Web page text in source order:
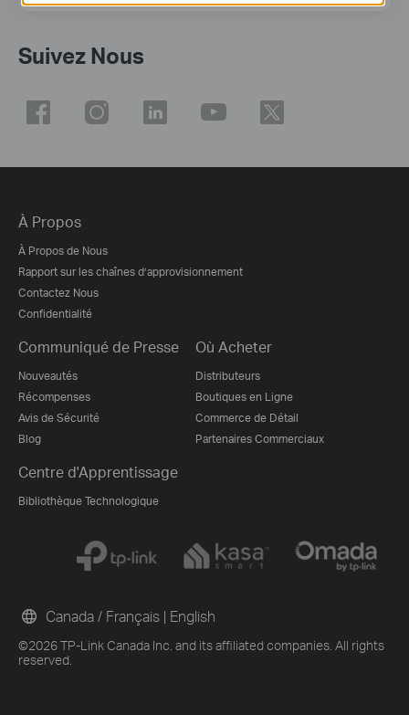
Suivez Nous
À Propos
À Propos de Nous
Rapport sur les chaînes d’approvisionnement
Contactez Nous
Confidentialité
Communiqué de Presse
Nouveautés
Récompenses
Avis de Sécurité
Blog
Où Acheter
Distributeurs
Boutiques en Ligne
Commerce de Détail
Partenaires Commerciaux
Centre d'Apprentissage
Bibliothèque Technologique
©2026 TP-Link Canada Inc. and its affiliated companies. All rights
reserved.
Canada / Français | English